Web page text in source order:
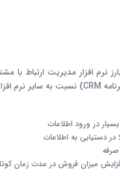
نرم افزار مدیریت ارتباط با
در ورود اطلاعات
در دستیابی به اطلاعات
میزان فروش در مدت زمان